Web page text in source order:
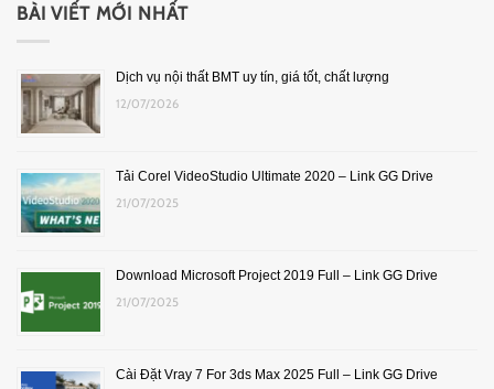
BÀI VIẾT MỚI NHẤT
Dịch vụ nội thất BMT uy tín, giá tốt, chất lượng
12/07/2026
Tải Corel VideoStudio Ultimate 2020 – Link GG Drive
21/07/2025
Download Microsoft Project 2019 Full – Link GG Drive
21/07/2025
Cài Đặt Vray 7 For 3ds Max 2025 Full – Link GG Drive